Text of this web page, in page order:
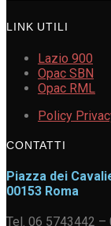
LINK UTILI
Lazio 900
Opac SBN
Opac RML
Policy
CONTATTI
Piazza dei
00153 Roma
Tel. 06 5743442 –